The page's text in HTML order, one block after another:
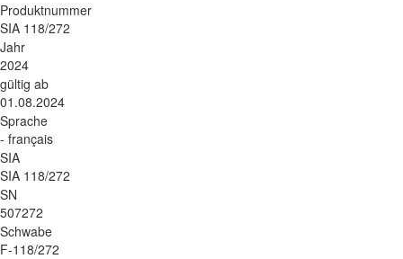
Produktnummer
SIA 118/272
Jahr
2024
gültig ab
01.08.2024
Sprache
- français
SIA
SIA 118/272
SN
507272
Schwabe
F-118/272